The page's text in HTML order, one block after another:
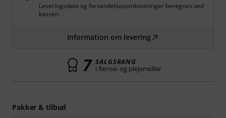
Leveringsdato og forsendelsesomkostninger beregnes ved
kassen.
Information om levering
7 SALGSRANG
i Rense- og plejemidler
Pakker & tilbud